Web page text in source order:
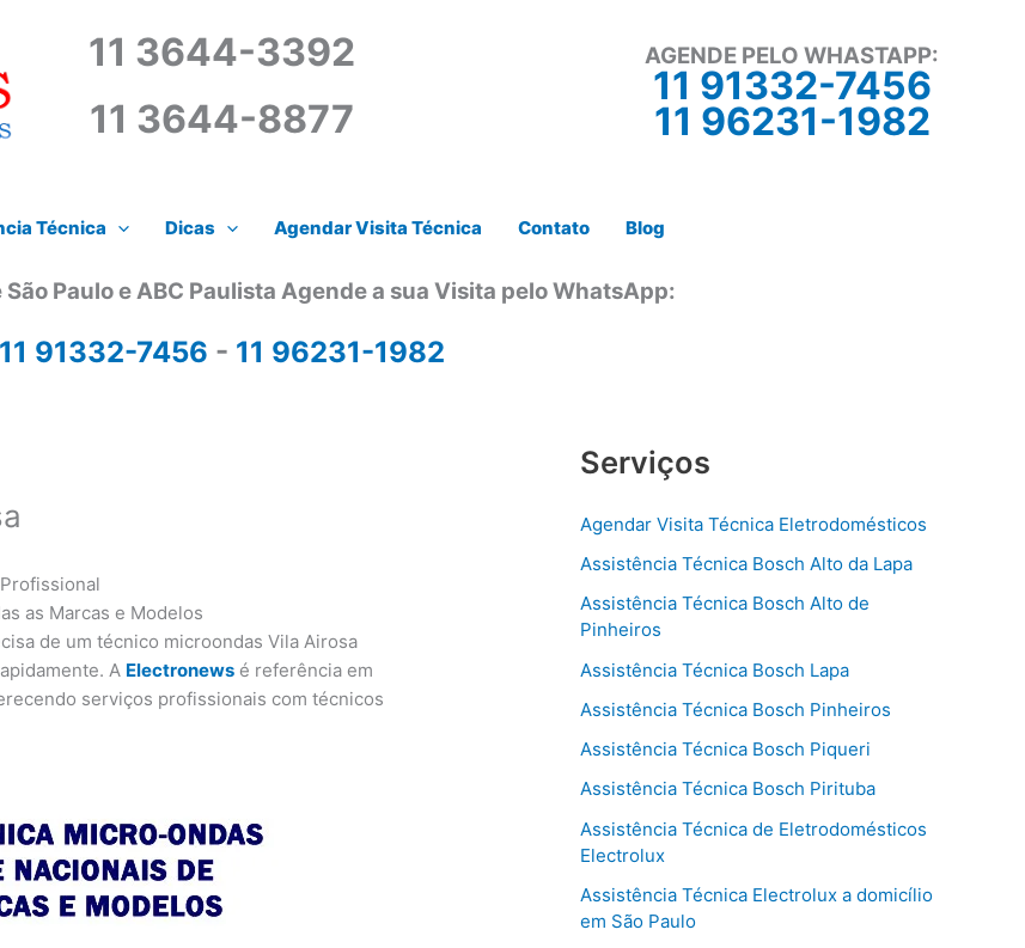
11 3644-3392
11 3644-8877
AGENDE PELO WHASTAPP:
11 91332-7456
11 96231-1982
Técnica Dicas Agendar Visita Técnica Contato Blog
São Paulo e ABC Paulista Agende a sua Visita pelo WhatsApp:
11 91332-7456 - 11 96231-1982
as Marcas e Modelos
de um técnico microondas Vila Airosa
A Electronews é referência em
serviços profissionais com técnicos
Serviços
Agendar Visita Técnica Eletrodomésticos
Assistência Técnica Bosch Alto da Lapa
Assistência Técnica Bosch Alto de
Pinheiros
Assistência Técnica Bosch Lapa
Assistência Técnica Bosch Pinheiros
Assistência Técnica Bosch Piqueri
Assistência Técnica Bosch Pirituba
Assistência Técnica de Eletrodomésticos
Electrolux
Assistência Técnica Electrolux a domicílio
em São Paulo